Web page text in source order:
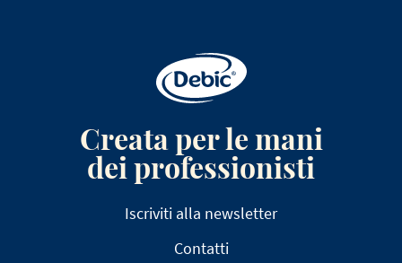
Creata per le mani
dei professionisti
Iscriviti alla newsletter
Contatti